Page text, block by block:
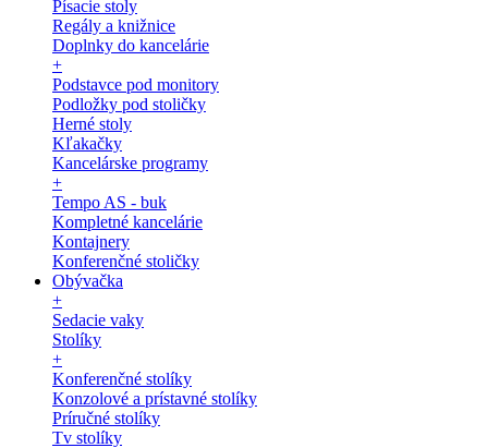
Písacie stoly
Regály a knižnice
Doplnky do kancelárie
+
Podstavce pod monitory
Podložky pod stoličky
Herné stoly
Kľakačky
Kancelárske programy
+
Tempo AS - buk
Kompletné kancelárie
Kontajnery
Konferenčné stoličky
Obývačka
+
Sedacie vaky
Stolíky
+
Konferenčné stolíky
Konzolové a prístavné stolíky
Príručné stolíky
Tv stolíky